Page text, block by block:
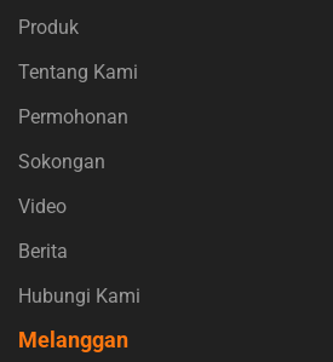
Produk
Tentang Kami
Permohonan
Sokongan
Video
Berita
Hubungi Kami
Melanggan